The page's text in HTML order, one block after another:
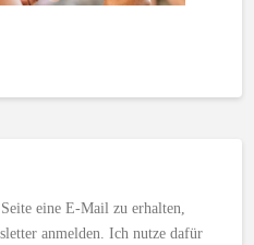
eine E-Mail zu erhalten,
anmelden. Ich nutze dafür